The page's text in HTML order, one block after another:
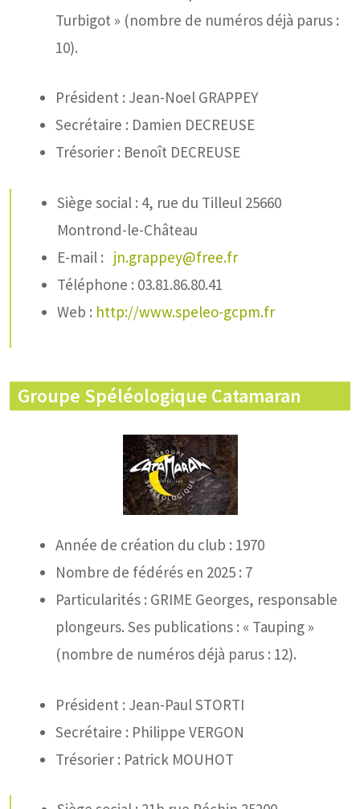
Turbigot » (nombre de numéros déjà parus :
10).
Président : Jean-Noel GRAPPEY
Secrétaire : Damien DECREUSE
Trésorier : Benoît DECREUSE
Siège social : 4, rue du Tilleul 25660
Montrond-le-Château
E-mail : jn.grappey@free.fr
Téléphone : 03.81.86.80.41
Web : http://www.speleo-gcpm.fr
Groupe Spéléologique Catamaran
Année de création du club : 1970
Nombre de fédérés en 2025 : 7
Particularités : GRIME Georges, responsable
plongeurs. Ses publications : « Tauping »
(nombre de numéros déjà parus : 12).
Président : Jean-Paul STORTI
Secrétaire : Philippe VERGON
Trésorier : Patrick MOUHOT